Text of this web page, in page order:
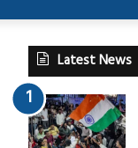
Latest News